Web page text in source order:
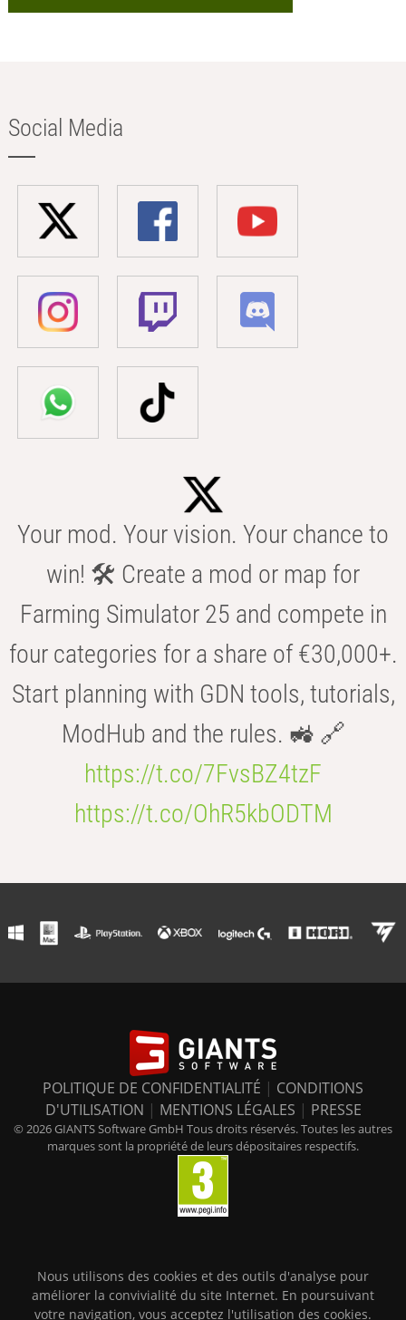
Social Media
Your mod. Your vision. Your chance to
win! 🛠️ Create a mod or map for
Farming Simulator 25 and compete in
four categories for a share of €30,000+.
Start planning with GDN tools, tutorials,
ModHub and the rules. 🚜 🔗
https://t.co/7FvsBZ4tzF
https://t.co/OhR5kbODTM
POLITIQUE DE CONFIDENTIALITÉ | CONDITIONS
D'UTILISATION | MENTIONS LÉGALES | PRESSE
© 2026 GIANTS Software GmbH Tous droits réservés. Toutes les autres
marques sont la propriété de leurs dépositaires respectifs.
Nous utilisons des cookies et des outils d'analyse pour
améliorer la convivialité du site Internet. En poursuivant
votre navigation, vous acceptez l'utilisation des cookies.